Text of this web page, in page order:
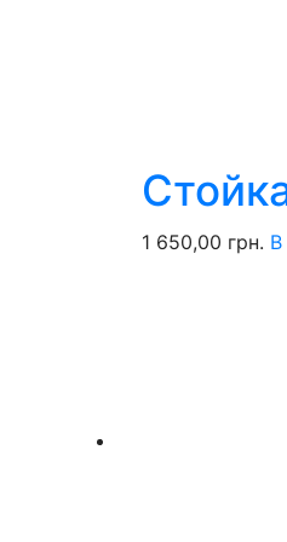
1 650,00 грн. В